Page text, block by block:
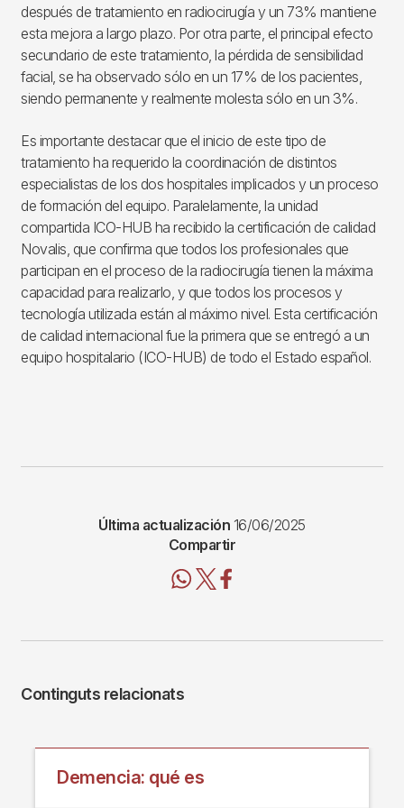
después de tratamiento en radiocirugía y un 73% mantiene
esta mejora a largo plazo. Por otra parte, el principal efecto
secundario de este tratamiento, la pérdida de sensibilidad
facial, se ha observado sólo en un 17% de los pacientes,
siendo permanente y realmente molesta sólo en un 3%.
Es importante destacar que el inicio de este tipo de
tratamiento ha requerido la coordinación de distintos
especialistas de los dos hospitales implicados y un proceso
de formación del equipo. Paralelamente, la unidad
compartida ICO-HUB ha recibido la certificación de calidad
Novalis, que confirma que todos los profesionales que
participan en el proceso de la radiocirugía tienen la máxima
capacidad para realizarlo, y que todos los procesos y
tecnología utilizada están al máximo nivel. Esta certificación
de calidad internacional fue la primera que se entregó a un
equipo hospitalario (ICO-HUB) de todo el Estado español.
Última actualización 16/06/2025
Compartir
Continguts relacionats
Demencia: qué es